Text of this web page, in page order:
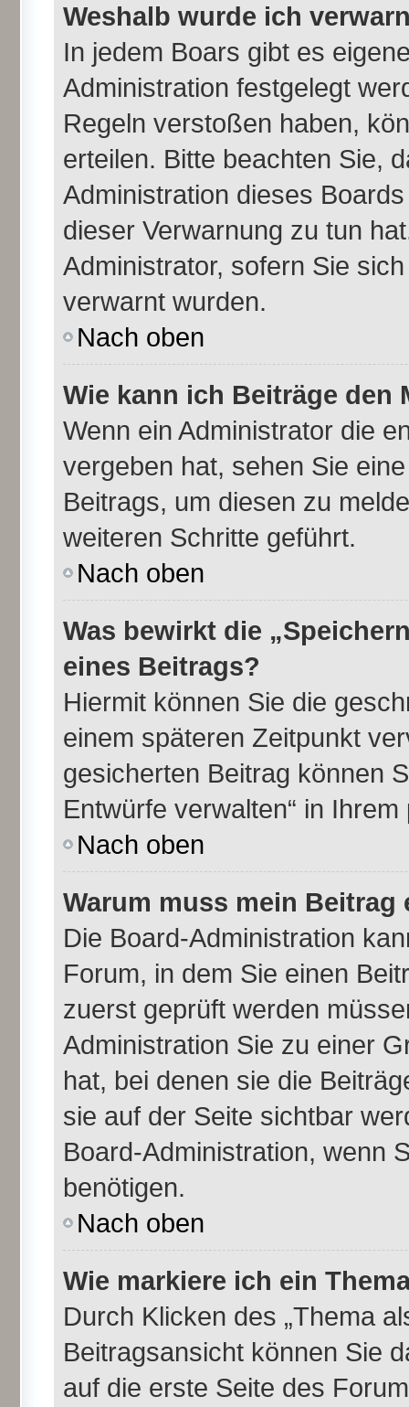
Weshalb wurde ich
In jedem Boars gibt es
Administration festgelegt
Regeln verstoßen haben,
erteilen. Bitte beachten Sie,
Administration dieses
dieser Verwarnung zu tun
Administrator, sofern Sie
verwarnt wurden.
Nach oben
Wie kann ich Beiträge den
Wenn ein Administrator die
vergeben hat, sehen Sie
Beitrags, um diesen zu
weiteren Schritte geführt.
Nach oben
Was bewirkt die
eines Beitrags?
Hiermit können Sie die
einem späteren Zeitpunkt
gesicherten Beitrag können
Entwürfe verwalten“ in
Nach oben
Warum muss mein
Die Board-Administration
Forum, in dem Sie einen
zuerst geprüft werden
Administration Sie zu einer
hat, bei denen sie die
sie auf der Seite sichtbar
Board-Administration, wenn
benötigen.
Nach oben
Wie markiere ich ein
Durch Klicken des „Thema
Beitragsansicht können Sie
auf die erste Seite des